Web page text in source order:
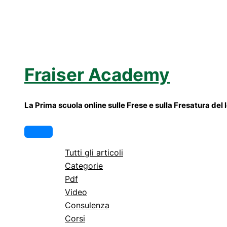
Fraiser Academy
La Prima scuola online sulle Frese e sulla Fresatura del
Menu
Tutti gli articoli
Categorie
Pdf
Video
Consulenza
Corsi